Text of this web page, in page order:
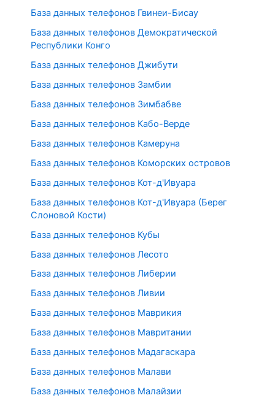
База данных телефонов Гвинеи-Бисау
База данных телефонов Демократической
Республики Конго
База данных телефонов Джибути
База данных телефонов Замбии
База данных телефонов Зимбабве
База данных телефонов Кабо-Верде
База данных телефонов Камеруна
База данных телефонов Коморских островов
База данных телефонов Кот-д'Ивуара
База данных телефонов Кот-д'Ивуара (Берег
Слоновой Кости)
База данных телефонов Кубы
База данных телефонов Лесото
База данных телефонов Либерии
База данных телефонов Ливии
База данных телефонов Маврикия
База данных телефонов Мавритании
База данных телефонов Мадагаскара
База данных телефонов Малави
База данных телефонов Малайзии